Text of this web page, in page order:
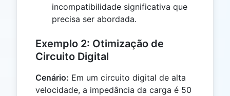
0.3818
incompatibilidade significativa que
precisa ser abordada.
Exemplo 2: Otimização de
Circuito Digital
Cenário: Em um circuito digital de alta
velocidade, a impedância da carga é 50